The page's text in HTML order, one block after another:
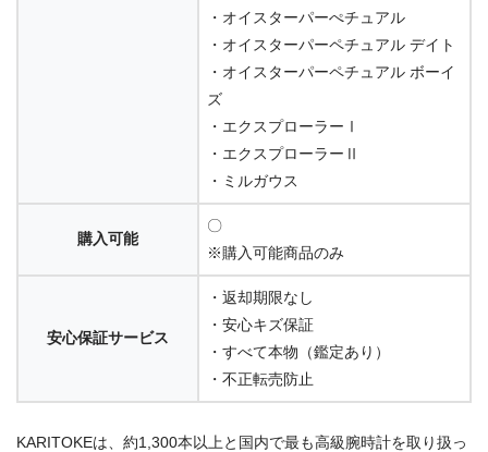
・オイスターパーぺチュアル
・オイスターパーペチュアル デイト
・オイスターパーペチュアル ボーイ
ズ
・エクスプローラーⅠ
・エクスプローラーⅡ
・ミルガウス
購入可能
〇
※購入可能商品のみ
安心保証サービス
・返却期限なし
・安心キズ保証
・すべて本物（鑑定あり）
・不正転売防止
KARITOKEは、約1,300本以上と国内で最も高級腕時計を取り扱っ